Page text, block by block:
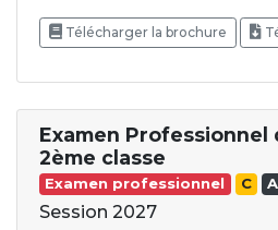
Télécharger la brochure
Examen
2ème classe
Examen professionnel C
Session 2027